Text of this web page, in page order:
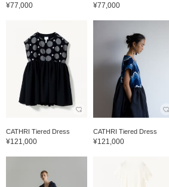
¥77,000 ¥77,000
CATHRI Tiered Dress
¥121,000
CATHRI Tiered Dress
¥121,000